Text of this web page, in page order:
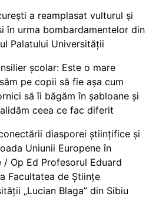
a reamplasat vulturul și
în urma bombardamentelor din
Palatului Universității
școlar: Este o mare
pe copii să fie așa cum
să îi băgăm în șabloane și
ceea ce fac diferit
diasporei științifice și
Uniunii Europene în
Op Ed Profesorul Eduard
Facultatea de Științe
„Lucian Blaga” din Sibiu